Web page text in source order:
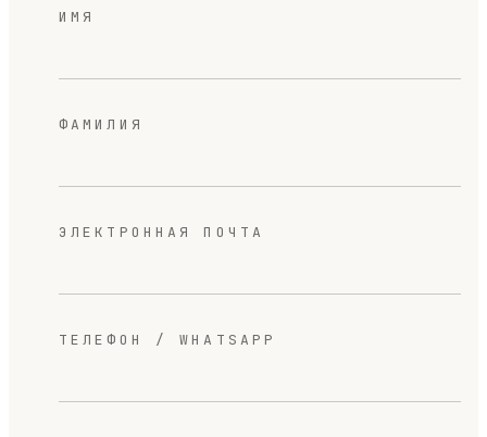
ИМЯ
ФАМИЛИЯ
ЭЛЕКТРОННАЯ ПОЧТА
ТЕЛЕФОН / WHATSAPP